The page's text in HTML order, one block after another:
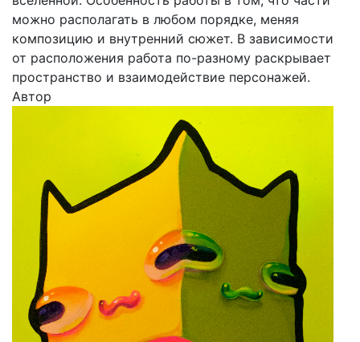
можно располагать в любом порядке, меняя
композицию и внутренний сюжет. В зависимости
от расположения работа по-разному раскрывает
пространство и взаимодействие персонажей.
Автор